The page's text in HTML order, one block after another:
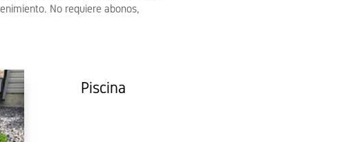
No requiere abonos,
Piscina